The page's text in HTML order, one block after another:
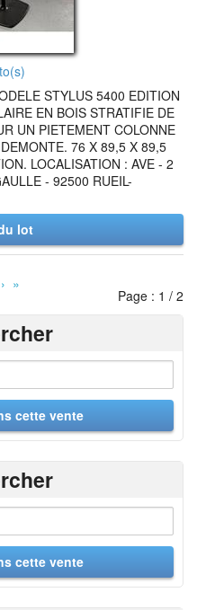
STYLUS 5400 EDITION
EN BOIS STRATIFIE DE
UN PIETEMENT COLONNE
76 X 89,5 X 89,5
LOCALISATION : AVE - 2
- 92500 RUEIL-
lot
› »
Page : 1 / 2